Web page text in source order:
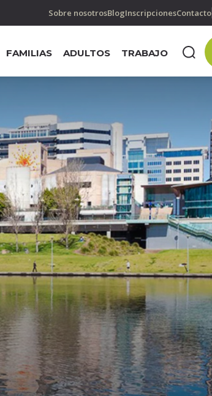
Sobre nosotrosBlogInscripcionesContacto
FAMILIAS ADULTOS TRABAJO